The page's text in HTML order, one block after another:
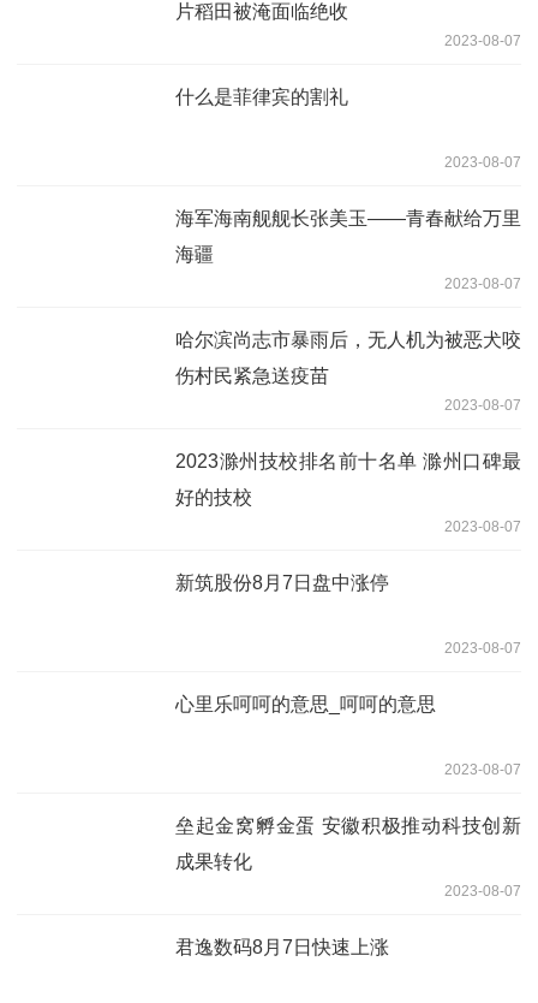
片稻田被淹面临绝收
2023-08-07
什么是菲律宾的割礼
2023-08-07
海军海南舰舰长张美玉——青春献给万里
海疆
2023-08-07
哈尔滨尚志市暴雨后，无人机为被恶犬咬
伤村民紧急送疫苗
2023-08-07
2023滁州技校排名前十名单 滁州口碑最
好的技校
2023-08-07
新筑股份8月7日盘中涨停
2023-08-07
心里乐呵呵的意思_呵呵的意思
2023-08-07
垒起金窝孵金蛋 安徽积极推动科技创新
成果转化
2023-08-07
君逸数码8月7日快速上涨